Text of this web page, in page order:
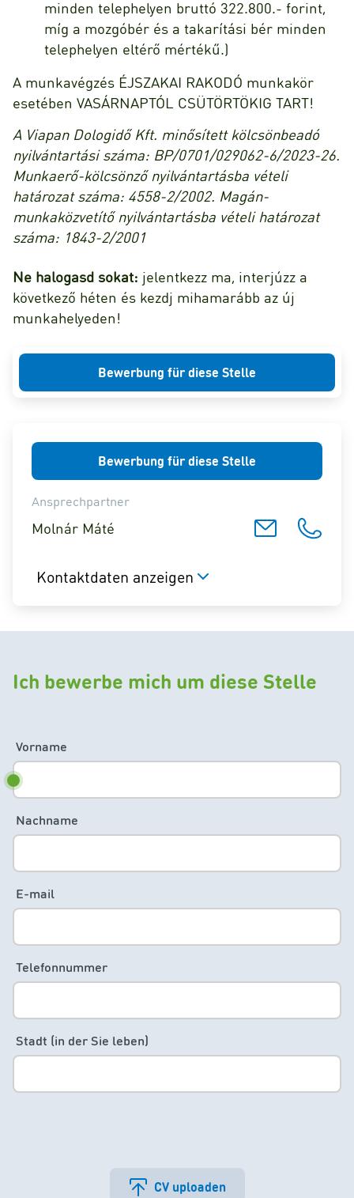
minden telephelyen bruttó 322.800.- forint,
míg a mozgóbér és a takarítási bér minden
telephelyen eltérő mértékű.)
A munkavégzés ÉJSZAKAI RAKODÓ munkakör
esetében VASÁRNAPTÓL CSÜTÖRTÖKIG TART!
A Viapan Dologidő Kft. minősített kölcsönbeadó
nyilvántartási száma: BP/0701/029062-6/2023-26.
Munkaerő-kölcsönző nyilvántartásba vételi
határozat száma: 4558-2/2002. Magán-
munkaközvetítő nyilvántartásba vételi határozat
száma: 1843-2/2001
Ne halogasd sokat: jelentkezz ma, interjúzz a
következő héten és kezdj mihamarább az új
munkahelyeden!
Bewerbung für diese Stelle
Bewerbung für diese Stelle
Ansprechpartner
Molnár Máté
Kontaktdaten anzeigen
Ich bewerbe mich um diese Stelle
Nachname
Vorname
E-mail
Telefonnummer
Stadt (in der Sie leben)
CV uploaden